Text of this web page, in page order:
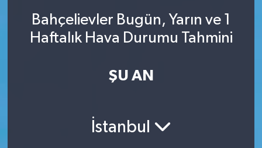
Bahçelievler Bugün, Yarın ve 1
Haftalık Hava Durumu Tahmini
ŞU AN
İstanbul
SINAVLAR
AKADEMİK/BİLİM